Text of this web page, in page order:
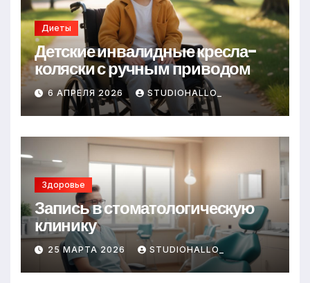
Диеты
Детские инвалидные кресла-
коляски с ручным приводом
6 АПРЕЛЯ 2026 STUDIOHALLO_
Здоровье
Запись в стоматологическую
клинику
25 МАРТА 2026 STUDIOHALLO_